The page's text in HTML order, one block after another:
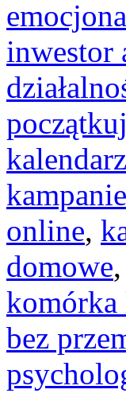
inwestor
online,
domowe,
komórka
bez